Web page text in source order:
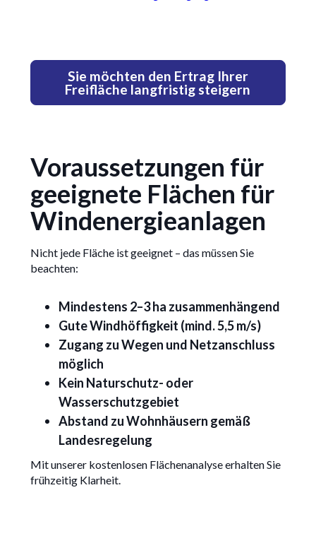
Sie möchten den Ertrag Ihrer
Freifläche langfristig steigern
Voraussetzungen für
geeignete Flächen für
Windenergieanlagen
Nicht jede Fläche ist geeignet – das müssen Sie
beachten:
Mindestens 2–3 ha zusammenhängend
Gute Windhöffigkeit (mind. 5,5 m/s)
Zugang zu Wegen und Netzanschluss
möglich
Kein Naturschutz- oder
Wasserschutzgebiet
Abstand zu Wohnhäusern gemäß
Landesregelung
Mit unserer kostenlosen Flächenanalyse erhalten Sie
frühzeitig Klarheit.